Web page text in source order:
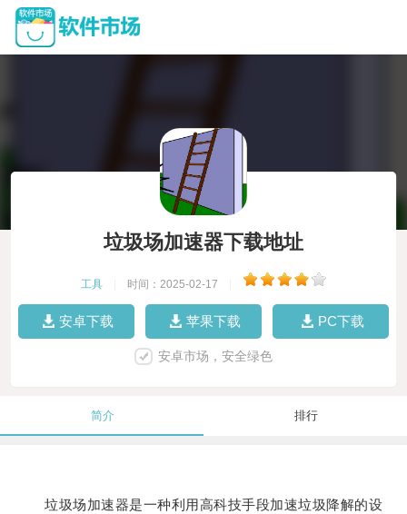
垃圾场加速器下载地址
工具 时间：2025-02-17
安卓下载 苹果下载 PC下载
安卓市场，安全绿色
简介 排行
垃圾场加速器是一种利用高科技手段加速垃圾降解的设